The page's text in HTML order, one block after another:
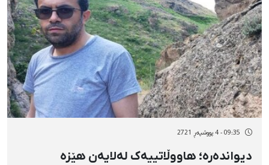
09:35 - 4 پووشپەڕ 2721
دیواندەرە؛ هاووڵاتییەک لەلایەن هێزە